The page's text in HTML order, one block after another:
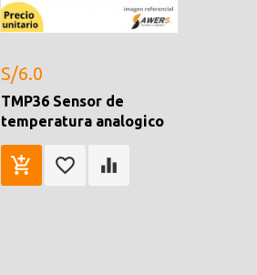
S/6.0
TMP36 Sensor de
temperatura analogico